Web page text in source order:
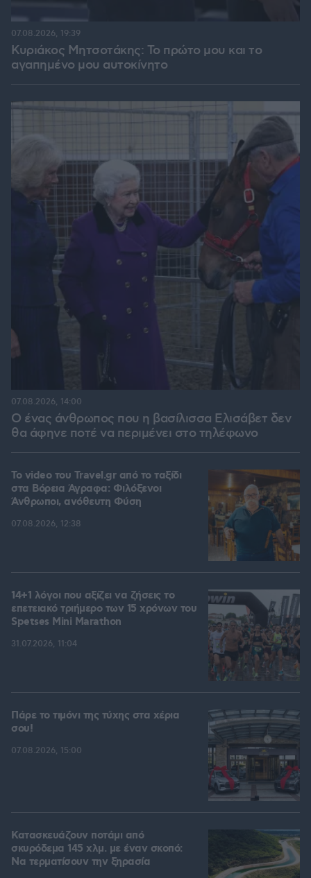
Κυριάκος Μητσοτάκης: Το πρώτο μου και το
αγαπημένο μου αυτοκίνητο
07.08.2026, 19:39
Ο ένας άνθρωπος που η βασίλισσα Ελισάβετ δεν
θα άφηνε ποτέ να περιμένει στο τηλέφωνο
07.08.2026, 14:00
To video του Travel.gr από το ταξίδι
στα Βόρεια Άγραφα: Φιλόξενοι
Άνθρωποι, ανόθευτη Φύση
07.08.2026, 12:38
14+1 λόγοι που αξίζει να ζήσεις το
επετειακό τριήμερο των 15 χρόνων του
Spetses Mini Marathon
31.07.2026, 11:04
Πάρε το τιμόνι της τύχης στα χέρια
σου!
07.08.2026, 15:00
Κατασκευάζουν ποτάμι από
σκυρόδεμα 145 χλμ. με έναν σκοπό:
Να τερματίσουν την ξηρασία